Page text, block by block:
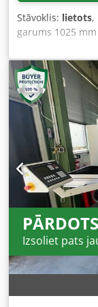
Stāvoklis: lietots,
garums 1025
SINUMERIK
stiprinājums
Slīpēšanas
1023,5 mm X ass
ass 166 mm X
- 4 000 mm/min
izmēri 1 400 x
bezpakāpju 0 -
35,00 kW
Slīpripas
kW Iekārtas
7,25 x A3,80 m
SIEMENS
(dzesēšanas
ierīce EROWA
instrumentu
sagatavots
datora
PĀRDOTS
Izsoliet pats